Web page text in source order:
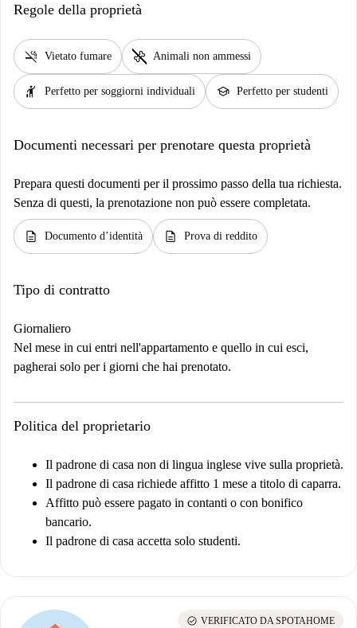
Regole della proprietà
smoke_free Vietato fumare pet_supplies Animali non ammessi
hail Perfetto per soggiorni individuali school Perfetto per studenti
Documenti necessari per prenotare questa proprietà
Prepara questi documenti per il prossimo passo della tua richiesta.
Senza di questi, la prenotazione non può essere completata.
description Documento d’identità description Prova di reddito
Tipo di contratto
Giornaliero
Nel mese in cui entri nell'appartamento e quello in cui esci,
pagherai solo per i giorni che hai prenotato.
Politica del proprietario
Il padrone di casa non di lingua inglese vive sulla proprietà.
Il padrone di casa richiede affitto 1 mese a titolo di caparra.
Affitto può essere pagato in contanti o con bonifico
bancario.
Il padrone di casa accetta solo studenti.
check_circle VERIFICATO DA SPOTAHOME